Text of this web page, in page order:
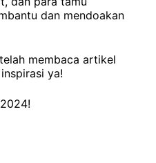
dan mendoakan
membaca artikel
ya!